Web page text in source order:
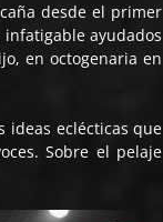
desde el primer
ayudados
en octogenaria en
ideas eclécticas que
Sobre el pelaje